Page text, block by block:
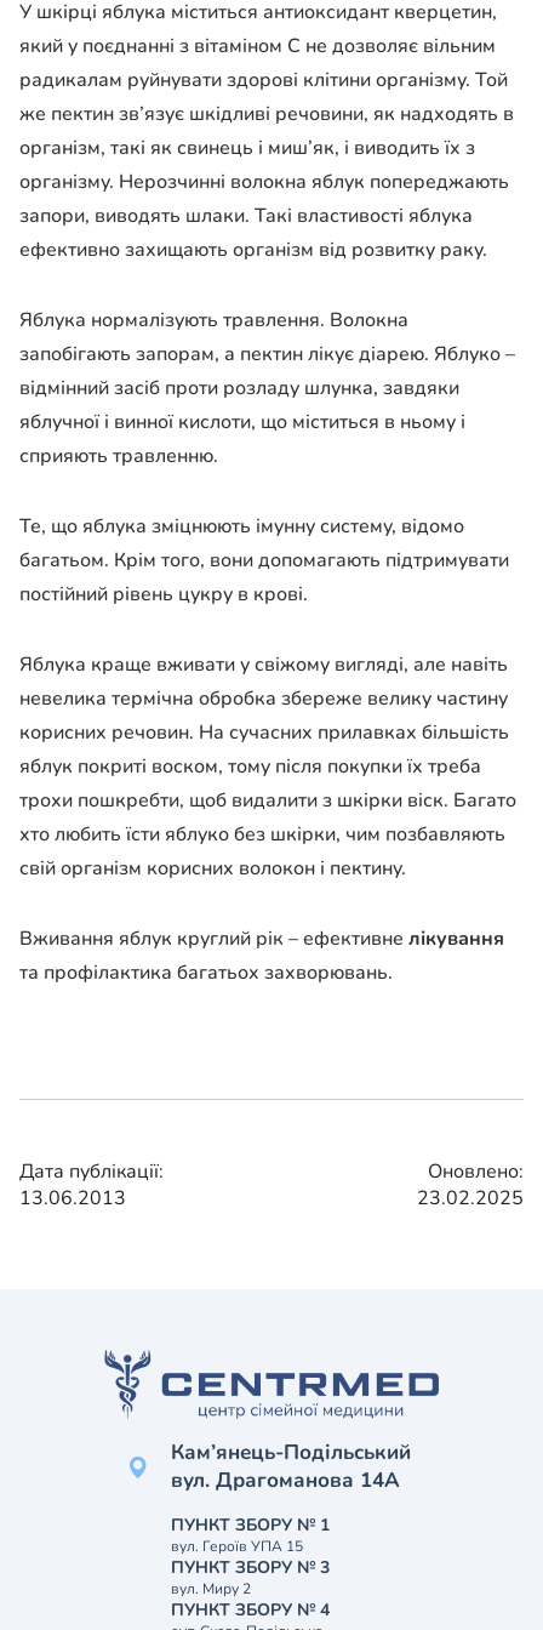
У шкірці яблука міститься антиоксидант кверцетин,
який у поєднанні з вітаміном С не дозволяє вільним
радикалам руйнувати здорові клітини організму. Той
же пектин зв’язує шкідливі речовини, як надходять в
організм, такі як свинець і миш’як, і виводить їх з
організму. Нерозчинні волокна яблук попереджають
запори, виводять шлаки. Такі властивості яблука
ефективно захищають організм від розвитку раку.
Яблука нормалізують травлення. Волокна
запобігають запорам, а пектин лікує діарею. Яблуко –
відмінний засіб проти розладу шлунка, завдяки
яблучної і винної кислоти, що міститься в ньому і
сприяють травленню.
Те, що яблука зміцнюють імунну систему, відомо
багатьом. Крім того, вони допомагають підтримувати
постійний рівень цукру в крові.
Яблука краще вживати у свіжому вигляді, але навіть
невелика термічна обробка збереже велику частину
корисних речовин. На сучасних прилавках більшість
яблук покриті воском, тому після покупки їх треба
трохи пошкребти, щоб видалити з шкірки віск. Багато
хто любить їсти яблуко без шкірки, чим позбавляють
свій організм корисних волокон і пектину.
Вживання яблук круглий рік – ефективне лікування
та профілактика багатьох захворювань.
Дата публікації:
13.06.2013
Оновлено:
23.02.2025
Кам’янець-Подільський
вул. Драгоманова 14А
ПУНКТ ЗБОРУ № 1
вул. Героїв УПА 15
ПУНКТ ЗБОРУ № 3
вул. Миру 2
ПУНКТ ЗБОРУ № 4